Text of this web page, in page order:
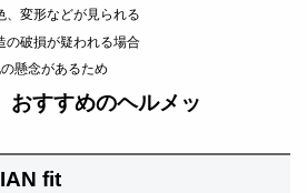
、変形などが見られる
の破損が疑われる場合
懸念があるため
すすめのヘルメッ
fit